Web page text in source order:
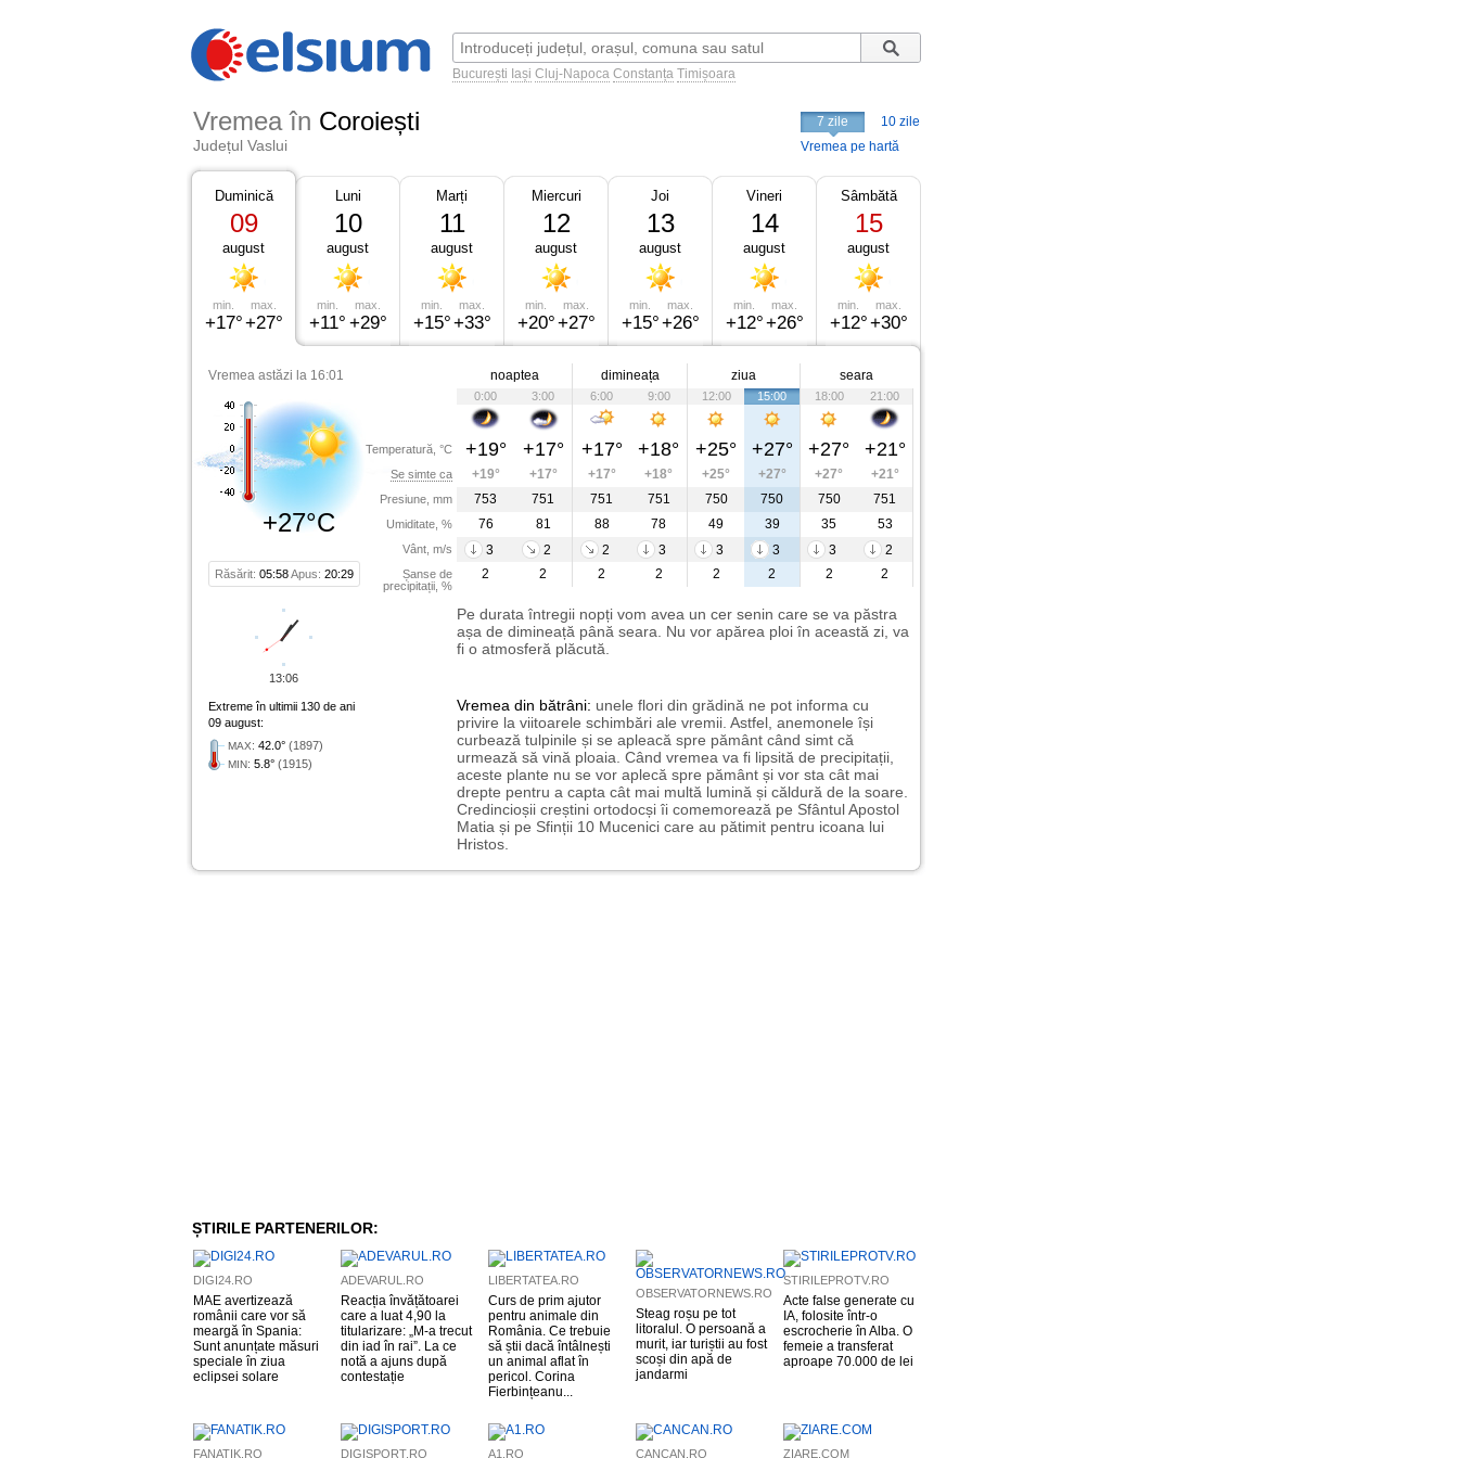
București Iași Cluj-Napoca Constanța Timișoara
Vremea în Coroiești
Județul Vaslui
7 zile
10 zile
Vremea pe hartă
Duminică
09
august
min.
+17°
max.
+27°
Luni
10
august
min.
+11°
max.
+29°
Marți
11
august
min.
+15°
max.
+33°
Miercuri
12
august
min.
+20°
max.
+27°
Joi
13
august
min.
+15°
max.
+26°
Vineri
14
august
min.
+12°
max.
+26°
Sâmbătă
15
august
min.
+12°
max.
+30°
Vremea astăzi la 16:01
+27°C
Răsărit: 05:58Apus: 20:29
Temperatură, °C
Se simte ca
Presiune, mm
Umiditate, %
Vânt, m/s
Șanse de
precipitații, %
noaptea dimineața ziua seara
0:00 3:00 6:00 9:00 12:00 15:00 18:00 21:00
+19° +17° +17° +18° +25° +27° +27° +21°
+19° +17° +17° +18° +25° +27° +27°
+21°
753
751 751 751 750 750 750
751
76
81 88 78 49 39 35
53
3
2 2 3 3 3 3
2
2
2 2 2 2 2 2 2
Pe durata întregii nopți vom avea un cer senin care se va păstra
așa de dimineață până seara. Nu vor apărea ploi în această zi, va
fi o atmosferă plăcută.
Extreme în ultimii 130 de ani
09 august:
MAX: 42.0° (1897)
MIN: 5.8° (1915)
Vremea din bătrâni: unele flori din grădină ne pot informa cu
privire la viitoarele schimbări ale vremii. Astfel, anemonele își
curbează tulpinile și se apleacă spre pământ când simt că
urmează să vină ploaia. Când vremea va fi lipsită de precipitații,
aceste plante nu se vor aplecă spre pământ și vor sta cât mai
drepte pentru a capta cât mai multă lumină și căldură de la soare.
Credincioșii creștini ortodocși îi comemorează pe Sfântul Apostol
Matia și pe Sfinții 10 Mucenici care au pătimit pentru icoana lui
Hristos.
13:06
ȘTIRILE PARTENERILOR:
DIGI24.RO
MAE avertizează
românii care vor să
meargă în Spania:
Sunt anunțate măsuri
speciale în ziua
eclipsei solare
ADEVARUL.RO
Reacția învățătoarei
care a luat 4,90 la
titularizare: „M-a trecut
din iad în rai”. La ce
notă a ajuns după
contestație
LIBERTATEA.RO
Curs de prim ajutor
pentru animale din
România. Ce trebuie
să știi dacă întâlnești
un animal aflat în
pericol. Corina
Fierbințeanu...
OBSERVATORNEWS.RO
Steag roșu pe tot
litoralul. O persoană a
murit, iar turiștii au fost
scoși din apă de
jandarmi
STIRILEPROTV.RO
Acte false generate cu
IA, folosite într-o
escrocherie în Alba. O
femeie a transferat
aproape 70.000 de lei
FANATIK.RO DIGISPORT.RO A1.RO CANCAN.RO ZIARE.COM